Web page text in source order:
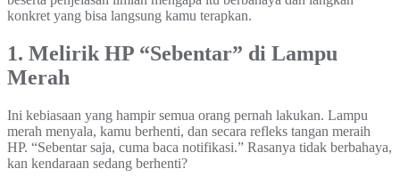
konkret yang bisa langsung kamu terapkan.
1. Melirik HP “Sebentar” di Lampu
Merah
Ini kebiasaan yang hampir semua orang pernah lakukan. Lampu
merah menyala, kamu berhenti, dan secara refleks tangan meraih
HP. “Sebentar saja, cuma baca notifikasi.” Rasanya tidak berbahaya,
kan kendaraan sedang berhenti?